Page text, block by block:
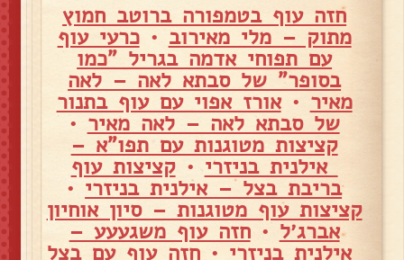
חזה עוף בטמפורה ברוטב חמוץ
מתוק – מלי מאירוב •כרעי עוף
עם תפוחי אדמה בגריל "כמו
בסופר" של סבתא לאה – לאה
מאיר •אורז אפוי עם עוף בתנור
של סבתא לאה – לאה מאיר •
קציצות מטוגנות עם תפו"א –
אילנית בניזרי •קציצות עוף
בריבת בצל – אילנית בניזרי •
קציצות עוף מטוגנות – סיון אוחיון
אברג׳ל •חזה עוף משגעעע –
אילנית בניזרי •חזה עוף עם בצל